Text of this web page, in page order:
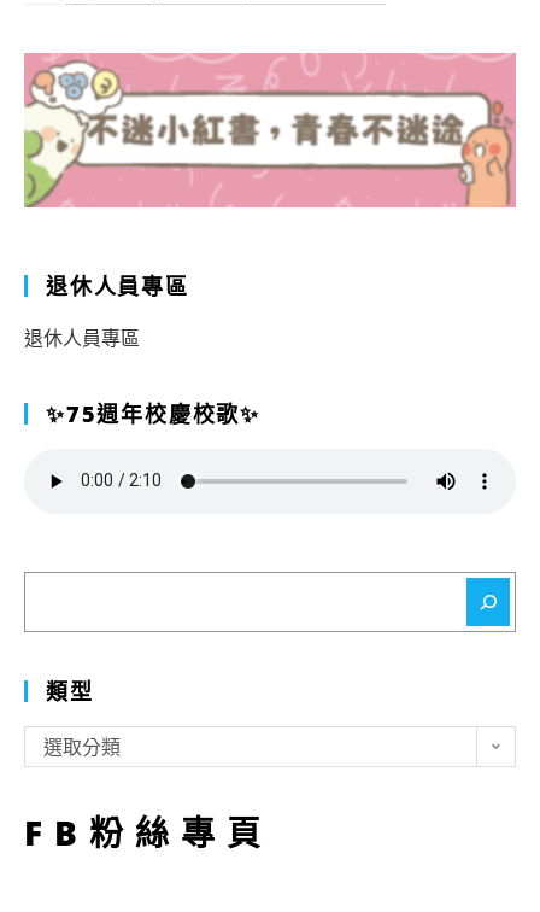
退休人員專區
退休人員專區
✨75週年校慶校歌✨
類型
型
選取分類
FB粉絲專頁